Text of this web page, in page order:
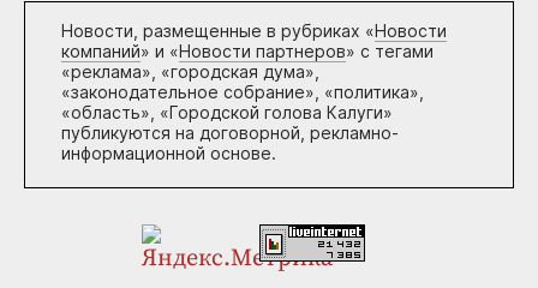
Новости, размещенные в рубриках «Новости
компаний» и «Новости партнеров» с тегами
«реклама», «городская дума»,
«законодательное собрание», «политика»,
«область», «Городской голова Калуги»
публикуются на договорной, рекламно-
информационной основе.